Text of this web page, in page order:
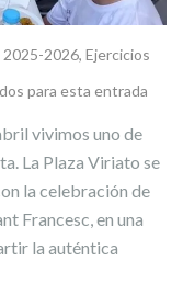
2025-2026, Ejercicios
para esta entrada
vivimos uno de
La Plaza Viriato se
la celebración de
Francesc, en una
la auténtica